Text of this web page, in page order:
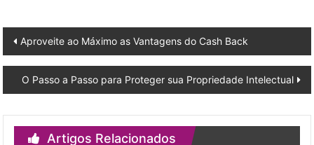
Post
navigation
Aproveite ao Máximo as Vantagens do Cash Back
O Passo a Passo para Proteger sua Propriedade Intelectual
Artigos Relacionados